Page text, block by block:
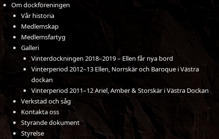
Om dockföreningen
Vår historia
Medlemskap
Medlemsfartyg
Galleri
Vinterdockningen 2018–2019 – Ellen får nya bord
Vinterperiod 2012–13 Ellen, Norrskär och Baroque i Västra
dockan
Vinterperiod 2011–12 Ariel, Amber & Storskär i Västra Dockan
Verkstad och såg
Kontakta oss
Styrande dokument
Styrelse